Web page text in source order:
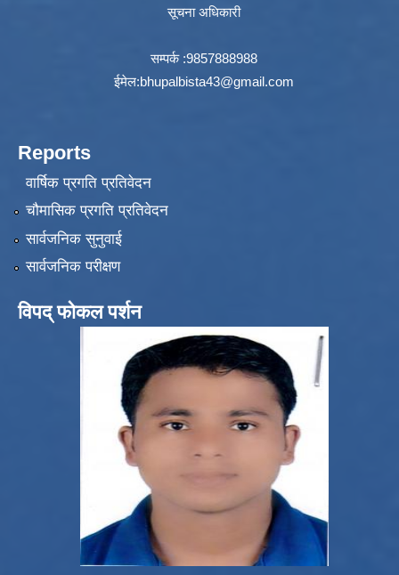
सूचना अधिकारी
सम्पर्क :9857888988
ईमेल:bhupalbista43@gmail.com
Reports
वार्षिक प्रगति प्रतिवेदन
चौमासिक प्रगति प्रतिवेदन
सार्वजनिक सुनुवाई
सार्वजनिक परीक्षण
विपद् फोकल पर्शन